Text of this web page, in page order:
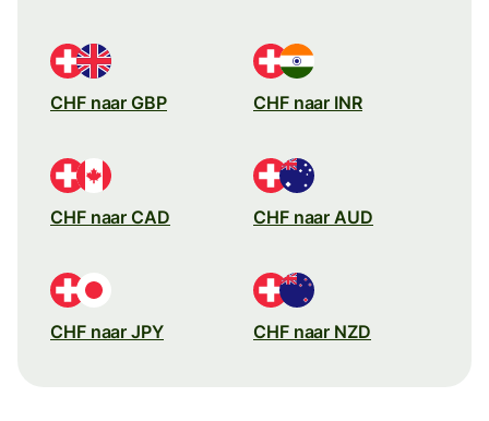
CHF naar GBP CHF naar INR
CHF naar CAD CHF naar AUD
CHF naar JPY CHF naar NZD